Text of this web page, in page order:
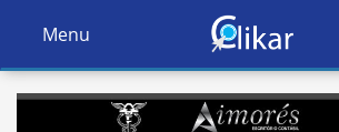
Ativar
Navegação
Menu